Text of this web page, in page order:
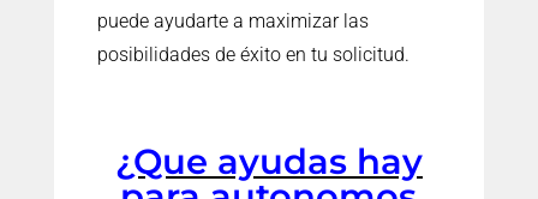
puede ayudarte a maximizar las
posibilidades de éxito en tu solicitud.
¿Que ayudas hay